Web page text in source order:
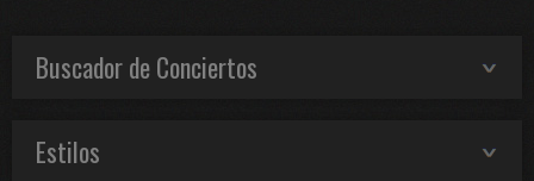
Buscador de Conciertos
Estilos